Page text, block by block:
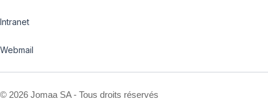
Intranet
Webmail
© 2026 Jomaa SA - Tous droits réservés